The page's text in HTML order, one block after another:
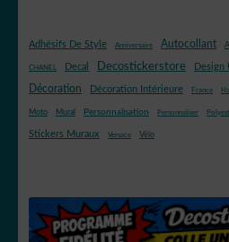
Adhésifs De Style Anniversaire Autocollant
CHANEL Decal Decostickerstore Design
Décoration Décoration Intérieure France
Moto Mural Personnalisation Personnaliser
Stickers Muraux Versace Vélo